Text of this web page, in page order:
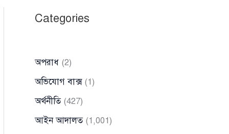
Categories
অপরাধ (2)
অভিযোগ বাক্স(1)
অর্থনীতি(427)
আইন আদালত(1,001)